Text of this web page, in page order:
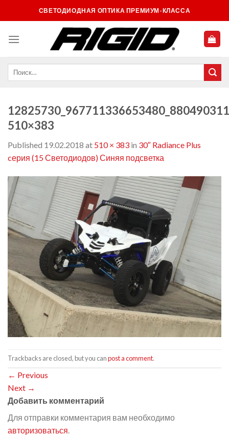
to
СВЕТОДИОДНАЯ ОПТИКА ПРЕМИУМ-КЛАССА
510×383
Published 19.02.2018 at 510 × 383 in 30″ Radiance Plus
cерия (15 Светодиодов) Синяя подсветка
Trackbacks are closed, but you canpost a comment.
← Previous
Next →
Добавить комментарий
Для отправки комментария вам необходимо
авторизоваться.